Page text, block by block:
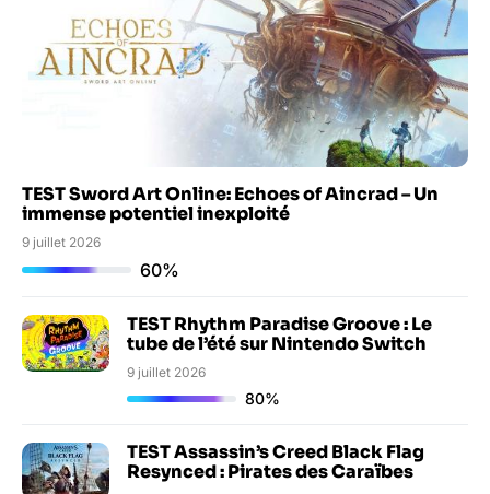
TEST Sword Art Online: Echoes of Aincrad – Un
immense potentiel inexploité
9 juillet 2026
60%
TEST Rhythm Paradise Groove : Le
tube de l’été sur Nintendo Switch
9 juillet 2026
80%
TEST Assassin’s Creed Black Flag
Resynced : Pirates des Caraïbes